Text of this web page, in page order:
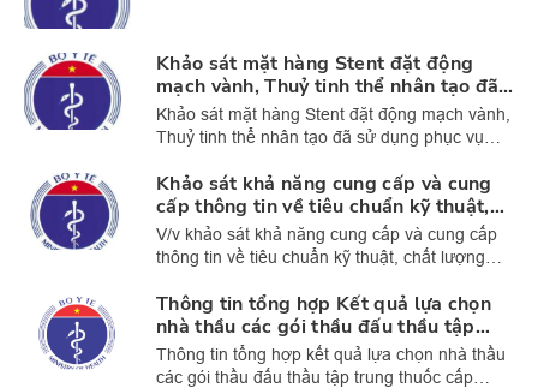
hữu số lưu hành
Khảo sát mặt hàng Stent đặt động
mạch vành, Thuỷ tinh thể nhân tạo đã
sử dụng phục vụ MSTTTQG (lần 2)
Khảo sát mặt hàng Stent đặt động mạch vành,
Thuỷ tinh thể nhân tạo đã sử dụng phục vụ
Khảo sát khả năng cung cấp và cung
cấp thông tin về tiêu chuẩn kỹ thuật,
chất lượng của thiết bị y tế thuộc danh
mục MSTTQG từ chủ sở hữu số lưu
hành (lần 2)
V/v khảo sát khả năng cung cấp và cung cấp
thông tin về tiêu chuẩn kỹ thuật, chất lượng
chủ sở hữu số lưu hành.
Thông tin tổng hợp Kết quả lựa chọn
nhà thầu các gói thầu đấu thầu tập
trung thuốc cấp Quốc gia giai đoạn
2024-2026 (đợt 1, 2)
Thông tin tổng hợp kết quả lựa chọn nhà thầu
các gói thầu đấu thầu tập trung thuốc cấp